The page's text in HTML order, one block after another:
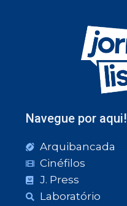
Navegue por aqui!
Arquibancada
Cinéfilos
J. Press
Laboratório